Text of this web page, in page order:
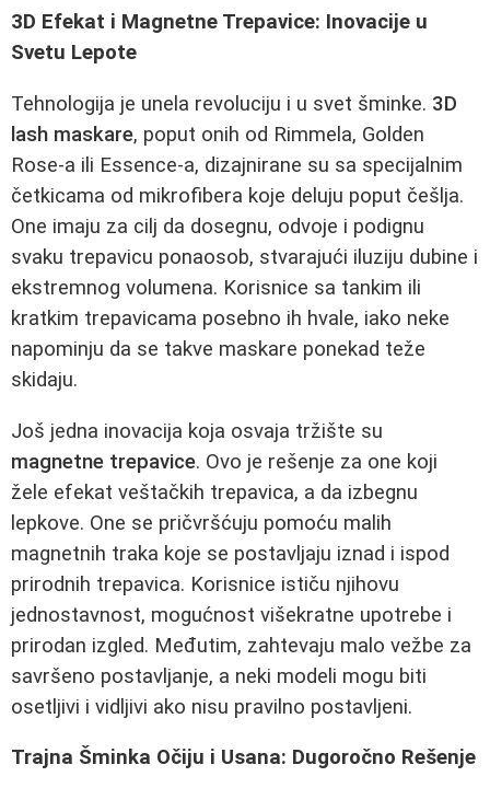
3D Efekat i Magnetne Trepavice: Inovacije u
Svetu Lepote
Tehnologija je unela revoluciju i u svet šminke. 3D
lash maskare, poput onih od Rimmela, Golden
Rose-a ili Essence-a, dizajnirane su sa specijalnim
četkicama od mikrofibera koje deluju poput češlja.
One imaju za cilj da dosegnu, odvoje i podignu
svaku trepavicu ponaosob, stvarajući iluziju dubine i
ekstremnog volumena. Korisnice sa tankim ili
kratkim trepavicama posebno ih hvale, iako neke
napominju da se takve maskare ponekad teže
skidaju.
Još jedna inovacija koja osvaja tržište su
magnetne trepavice. Ovo je rešenje za one koji
žele efekat veštačkih trepavica, a da izbegnu
lepkove. One se pričvršćuju pomoću malih
magnetnih traka koje se postavljaju iznad i ispod
prirodnih trepavica. Korisnice ističu njihovu
jednostavnost, mogućnost višekratne upotrebe i
prirodan izgled. Međutim, zahtevaju malo vežbe za
savršeno postavljanje, a neki modeli mogu biti
osetljivi i vidljivi ako nisu pravilno postavljeni.
Trajna Šminka Očiju i Usana: Dugoročno Rešenje